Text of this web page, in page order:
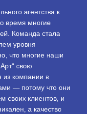
агентства к
время многие
Команда стала
уровня
что многие наши
свою
из компании в
— потому что они
своих клиентов, и
а качество